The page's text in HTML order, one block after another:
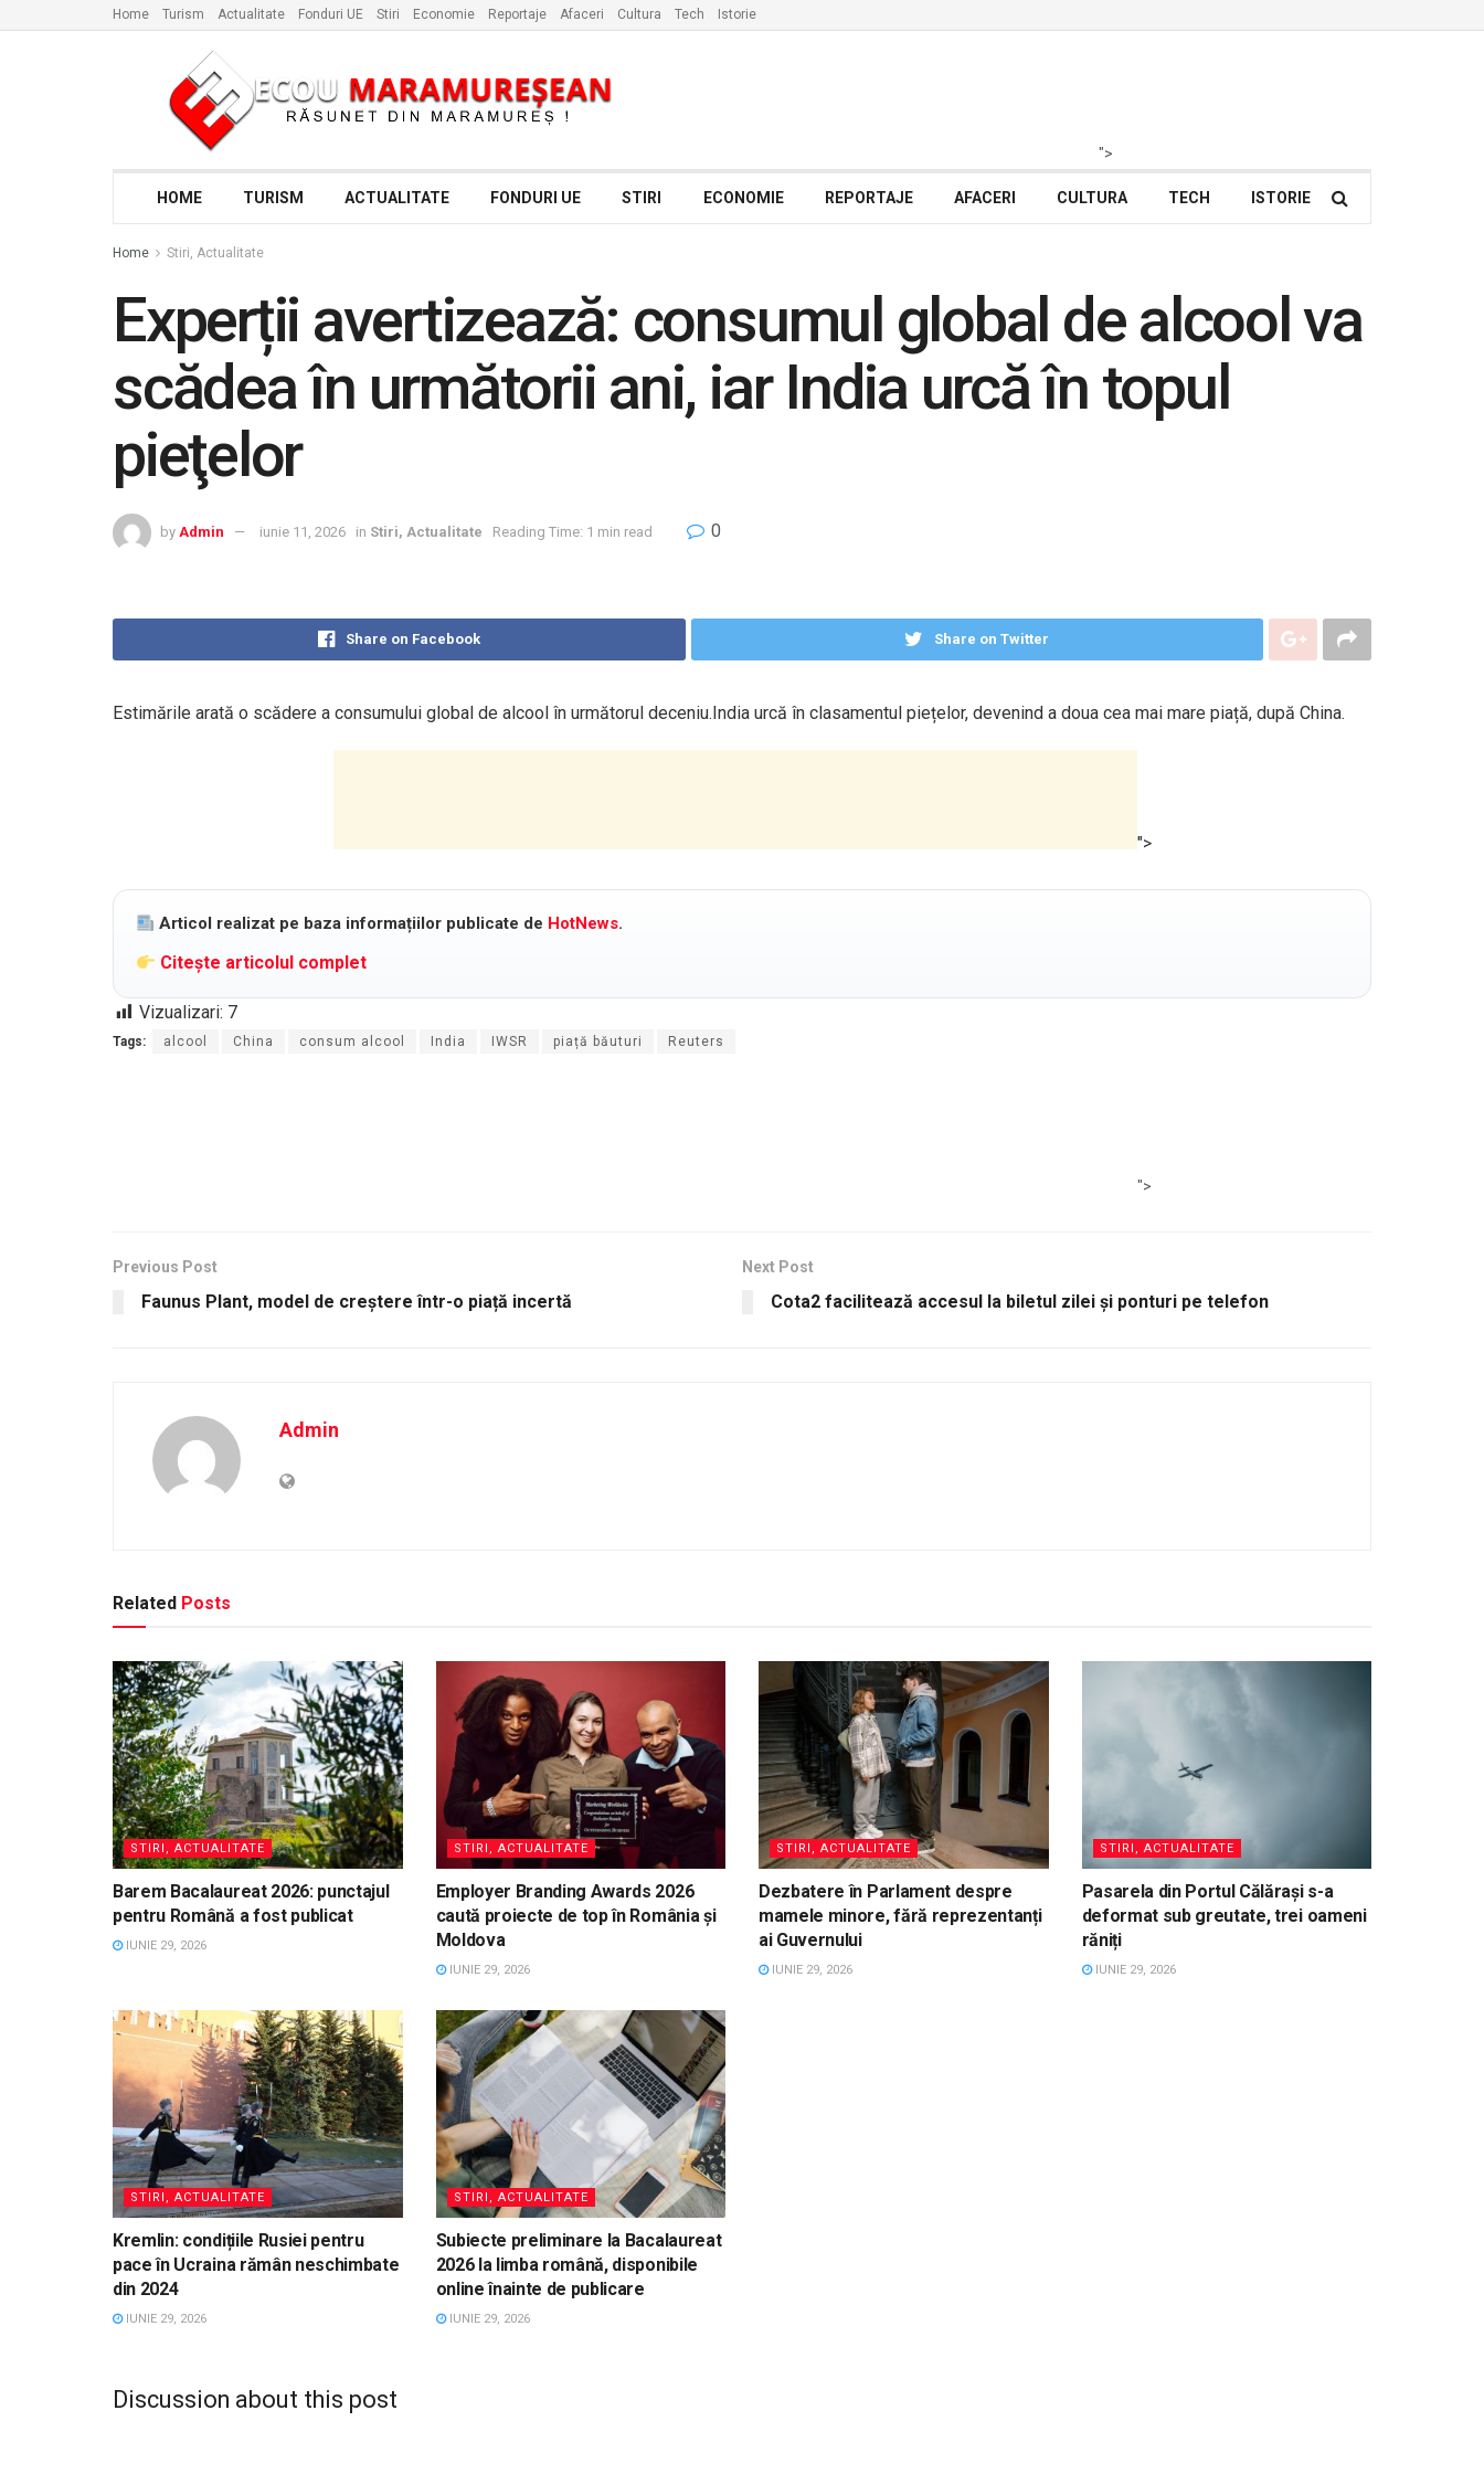
Home Turism Actualitate Fonduri UE Stiri Economie Reportaje Afaceri Cultura Tech Istorie
">
HOME TURISM ACTUALITATE FONDURI UE STIRI ECONOMIE REPORTAJE AFACERI CULTURA TECH ISTORIE
Home Stiri, Actualitate
Experții avertizează: consumul global de alcool va
scădea în următorii ani, iar India urcă în topul
pieţelor
by Admin iunie 11, 2026 in Stiri, Actualitate Reading Time: 1 min read 0
Share on Facebook Share on Twitter
Estimările arată o scădere a consumului global de alcool în următorul deceniu.India urcă în clasamentul piețelor, devenind a doua cea mai mare piață, după China.
">
Articol realizat pe baza informațiilor publicate de HotNews.
Citește articolul complet
Vizualizari: 7
Tags: alcool China consum alcool India IWSR piață băuturi Reuters
">
Previous Post
Faunus Plant, model de creștere într-o piață incertă
Next Post
Cota2 facilitează accesul la biletul zilei și ponturi pe telefon
Admin
Related Posts
STIRI, ACTUALITATE
Barem Bacalaureat 2026: punctajul
pentru Română a fost publicat
IUNIE 29, 2026
STIRI, ACTUALITATE
Employer Branding Awards 2026
caută proiecte de top în România și
Moldova
IUNIE 29, 2026
STIRI, ACTUALITATE
Dezbatere în Parlament despre
mamele minore, fără reprezentanți
ai Guvernului
IUNIE 29, 2026
STIRI, ACTUALITATE
Pasarela din Portul Călărași s-a
deformat sub greutate, trei oameni
răniți
IUNIE 29, 2026
STIRI, ACTUALITATE
Kremlin: condițiile Rusiei pentru
pace în Ucraina rămân neschimbate
din 2024
IUNIE 29, 2026
STIRI, ACTUALITATE
Subiecte preliminare la Bacalaureat
2026 la limba română, disponibile
online înainte de publicare
IUNIE 29, 2026
Discussion about this post